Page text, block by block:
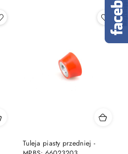
Tuleja piasty przedniej -